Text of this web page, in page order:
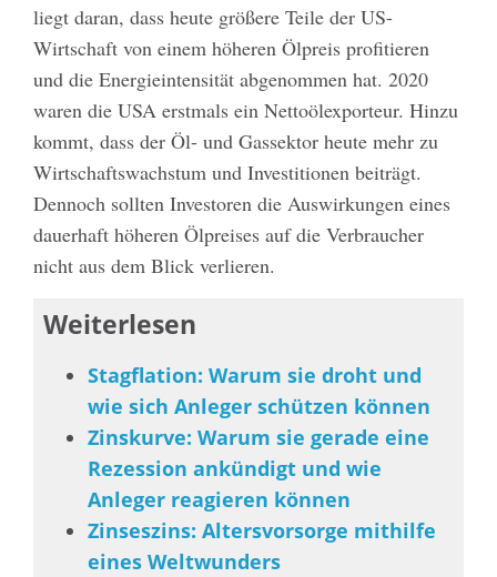
liegt daran, dass heute größere Teile der US-
Wirtschaft von einem höheren Ölpreis profitieren
und die Energieintensität abgenommen hat. 2020
waren die USA erstmals ein Nettoölexporteur. Hinzu
kommt, dass der Öl- und Gassektor heute mehr zu
Wirtschaftswachstum und Investitionen beiträgt.
Dennoch sollten Investoren die Auswirkungen eines
dauerhaft höheren Ölpreises auf die Verbraucher
nicht aus dem Blick verlieren.
Weiterlesen
Stagflation: Warum sie droht und
wie sich Anleger schützen können
Zinskurve: Warum sie gerade eine
Rezession ankündigt und wie
Anleger reagieren können
Zinseszins: Altersvorsorge mithilfe
eines Weltwunders